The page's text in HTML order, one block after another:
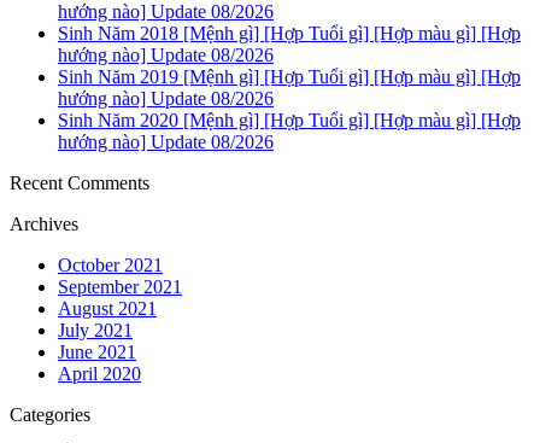
hướng nào] Update 08/2026
Sinh Năm 2018 [Mệnh gì] [Hợp Tuổi gì] [Hợp màu gì] [Hợp
hướng nào] Update 08/2026
Sinh Năm 2019 [Mệnh gì] [Hợp Tuổi gì] [Hợp màu gì] [Hợp
hướng nào] Update 08/2026
Sinh Năm 2020 [Mệnh gì] [Hợp Tuổi gì] [Hợp màu gì] [Hợp
hướng nào] Update 08/2026
Recent Comments
Archives
October 2021
September 2021
August 2021
July 2021
June 2021
April 2020
Categories